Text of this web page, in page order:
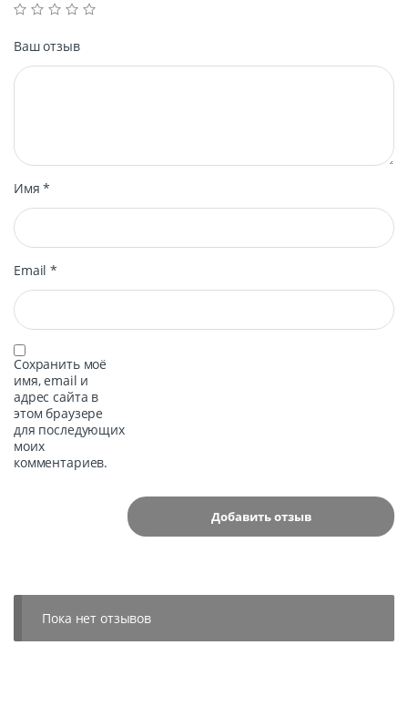
Ваш отзыв
Имя*
Email*
Сохранить моё
имя, email и
адрес сайта в
этом браузере
для последующих
моих
комментариев.
Пока нет отзывов